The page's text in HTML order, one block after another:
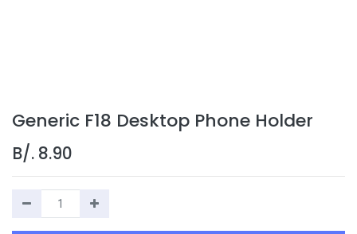
Generic F18 Desktop Phone Holder
B/. 8.90